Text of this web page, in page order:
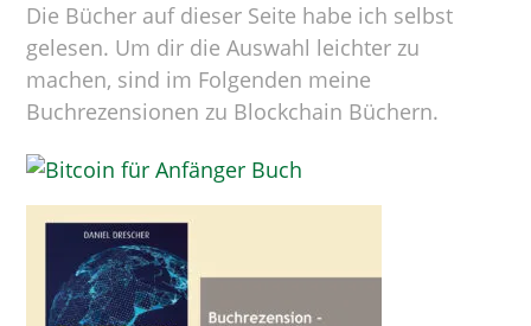
Die Bücher auf dieser Seite habe ich selbst
gelesen. Um dir die Auswahl leichter zu
machen, sind im Folgenden meine
Buchrezensionen zu Blockchain Büchern.